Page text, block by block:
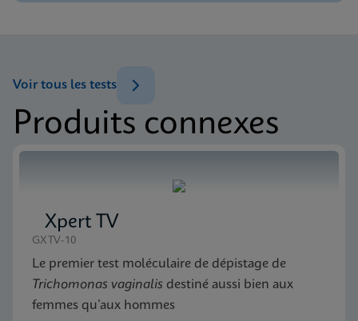
Xpert CT/NG Reference Sheet Global (English)
MSDS/FDS
MSDS/FDS
Xpert CT/NG SDS CE-IVD (English)
ENG
Produits connexes
Voir tous les tests
Xpert TV
GXTV-10
Le premier test moléculaire de dépistage de
Trichomonas vaginalis destiné aussi bien aux
femmes qu’aux hommes